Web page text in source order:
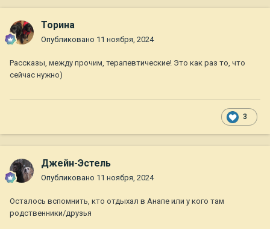
Торина
Опубликовано 11 ноября, 2024
Рассказы, между прочим, терапевтические! Это как раз то, что
сейчас нужно)
3
Джейн-Эстель
Опубликовано 11 ноября, 2024
Осталось вспомнить, кто отдыхал в Анапе или у кого там
родственники/друзья